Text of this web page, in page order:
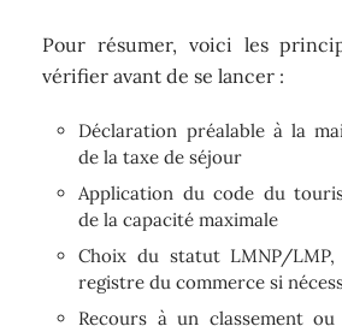
Pour résumer, voici les
vérifier avant de se lancer :
Déclaration préalable à la
de la taxe de séjour
Application du code du
de la capacité maximale
Choix du statut LMNP/
registre du commerce si
Recours à un classement